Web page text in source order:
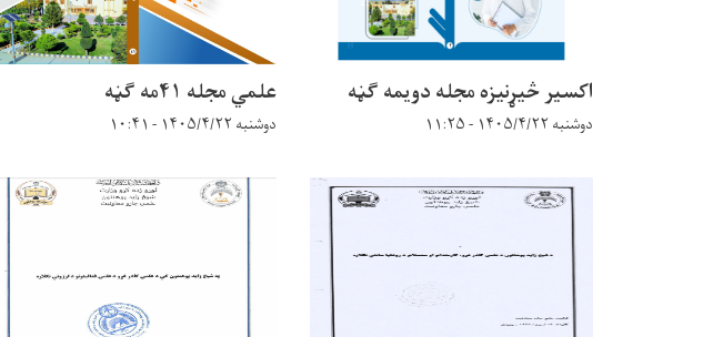
اکسير څيړنيزه مجله دویمه ګڼه
دوشنبه ۱۴۰۵/۴/۲۲ - ۱۱:۲۵
علمي مجله ۴۱مه ګڼه
دوشنبه ۱۴۰۵/۴/۲۲ - ۱۰:۴۱